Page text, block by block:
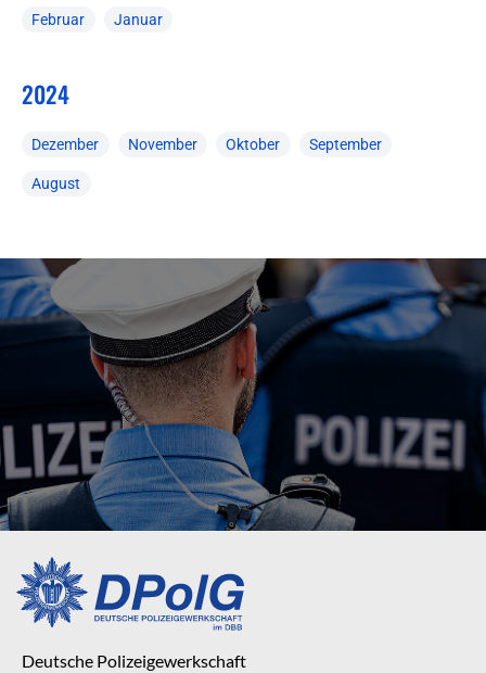
Februar Januar
2024
Dezember November Oktober September
August
Deutsche Polizeigewerkschaft